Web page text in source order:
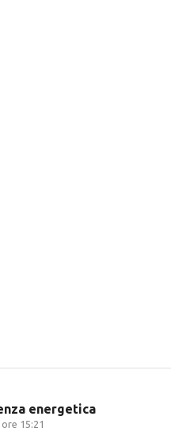
energetica
15:21